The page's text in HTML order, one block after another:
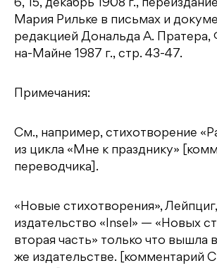
6, 15, декабрь 1908 г.,
Мария Рильке в письмах и
редакцией Дональда А. Пратера,
на-Майне 1987 г., стр. 43-47.
Примечания:
См., например, стихотворение
из цикла «Мне к празднику»
переводчика].
«Новые стихотворения», Лейпциг,
издательство «Insel» — «Новых
вторая часть» только что вышла
же издательстве. [комментарий